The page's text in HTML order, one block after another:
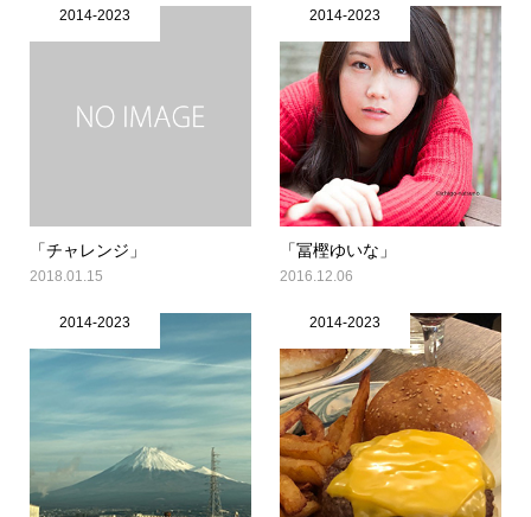
2014-2023
「チャレンジ」
2018.01.15
2014-2023
「冨樫ゆいな」
2016.12.06
2014-2023 2014-2023